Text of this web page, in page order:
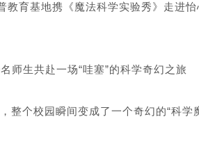
育基地携《魔法科学实验秀》走进
个校园瞬间变成了一个奇幻的“科学